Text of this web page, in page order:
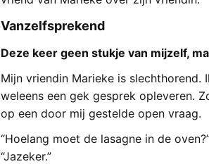
Vanzelfsprekend
Deze keer geen stukje van mijzelf,
Mijn vriendin Marieke is
weleens een gek gesprek opleveren.
op een door mij gestelde open vraag.
“Hoelang moet de lasagne in de
“Jazeker.”